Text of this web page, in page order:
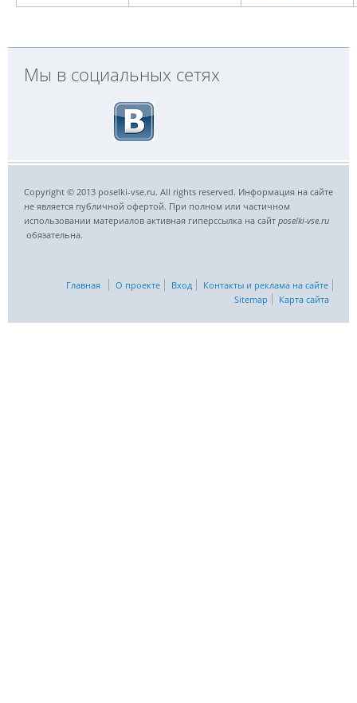
Мы в социальных сетях
Copyright © 2013 poselki-vse.ru. All rights reserved. Информация на сайте
не является публичной офертой. При полном или частичном
использовании материалов активная гиперссылка на сайт poselki-vse.ru​
обязательна.
Главная О проекте Вход
Контакты и реклама на сайте
Sitemap
Карта сайта